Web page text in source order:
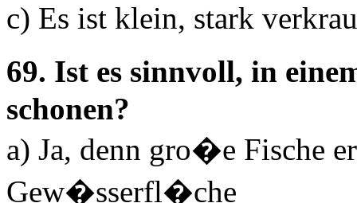
c) Es ist klein, stark
69. Ist es sinnvoll, in
schonen?
a) Ja, denn gro�e Fische
Gew�sserfl�che